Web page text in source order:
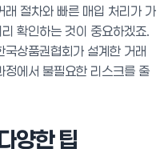
래 절차와 빠른 매입 처리가 가
확인하는 것이 중요하겠죠.
국상품권협회가 설계한 거래
정에서 불필요한 리스크를 줄
양한 팁